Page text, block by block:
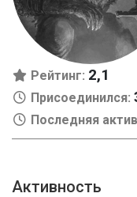
Рейтинг: 2,1
Присоединился:
Последняя
Активность